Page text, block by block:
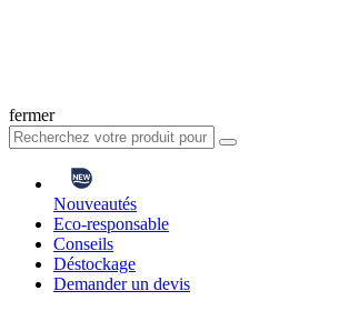
fermer
Nouveautés
Eco-responsable
Conseils
Déstockage
Demander un devis